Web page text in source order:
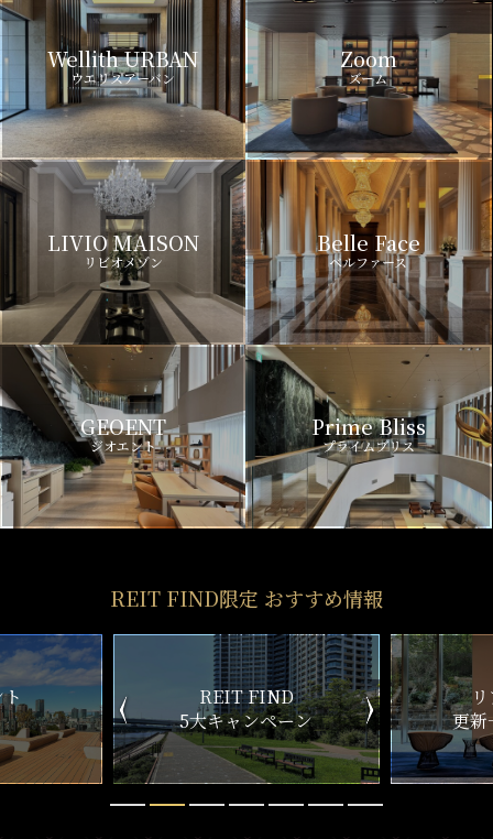
Wellith URBAN
ウエリスアーバン
Zoom
ズーム
LIVIO MAISON
リビオメゾン
Belle Face
ベルファース
GEOENT
ジオエント
Prime Bliss
プライムブリス
REIT FIND限定 おすすめ情報
ーン
リアルタイム
更新一覧チェック
新